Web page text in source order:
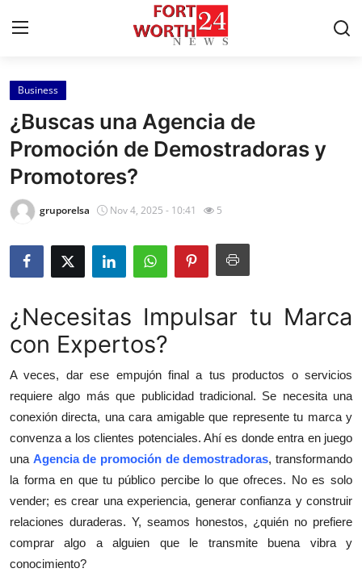
Home
Contact
Press Release
Privacy Policy
About
Submit Press Release
Health
Guest Posting
Advertise with US
Crypto
Business
Business
¿Buscas una Agencia de
Promoción de Demostradoras y
Promotores?
gruporelsa Nov 4, 2025 - 10:41 5
¿Necesitas Impulsar tu Marca
con Expertos?
A veces, dar ese empujón final a tus productos o servicios
requiere algo más que publicidad tradicional. Se necesita una
conexión directa, una cara amigable que represente tu marca y
convenza a los clientes potenciales. Ahí es donde entra en juego
una Agencia de promoción de demostradoras, transformando
la forma en que tu público percibe lo que ofreces. No es solo
vender; es crear una experiencia, generar confianza y construir
relaciones duraderas. Y, seamos honestos, ¿quién no prefiere
comprar algo a alguien que le transmite buena vibra y
conocimiento?